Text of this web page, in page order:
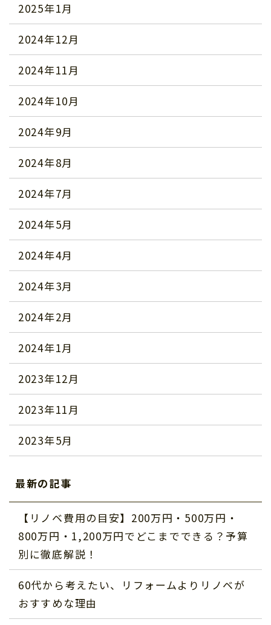
2025年1月
2024年12月
2024年11月
2024年10月
2024年9月
2024年8月
2024年7月
2024年5月
2024年4月
2024年3月
2024年2月
2024年1月
2023年12月
2023年11月
2023年5月
最新の記事
【リノベ費用の目安】200万円・500万円・
800万円・1,200万円でどこまでできる？予算
別に徹底解説！
60代から考えたい、リフォームよりリノベが
おすすめな理由